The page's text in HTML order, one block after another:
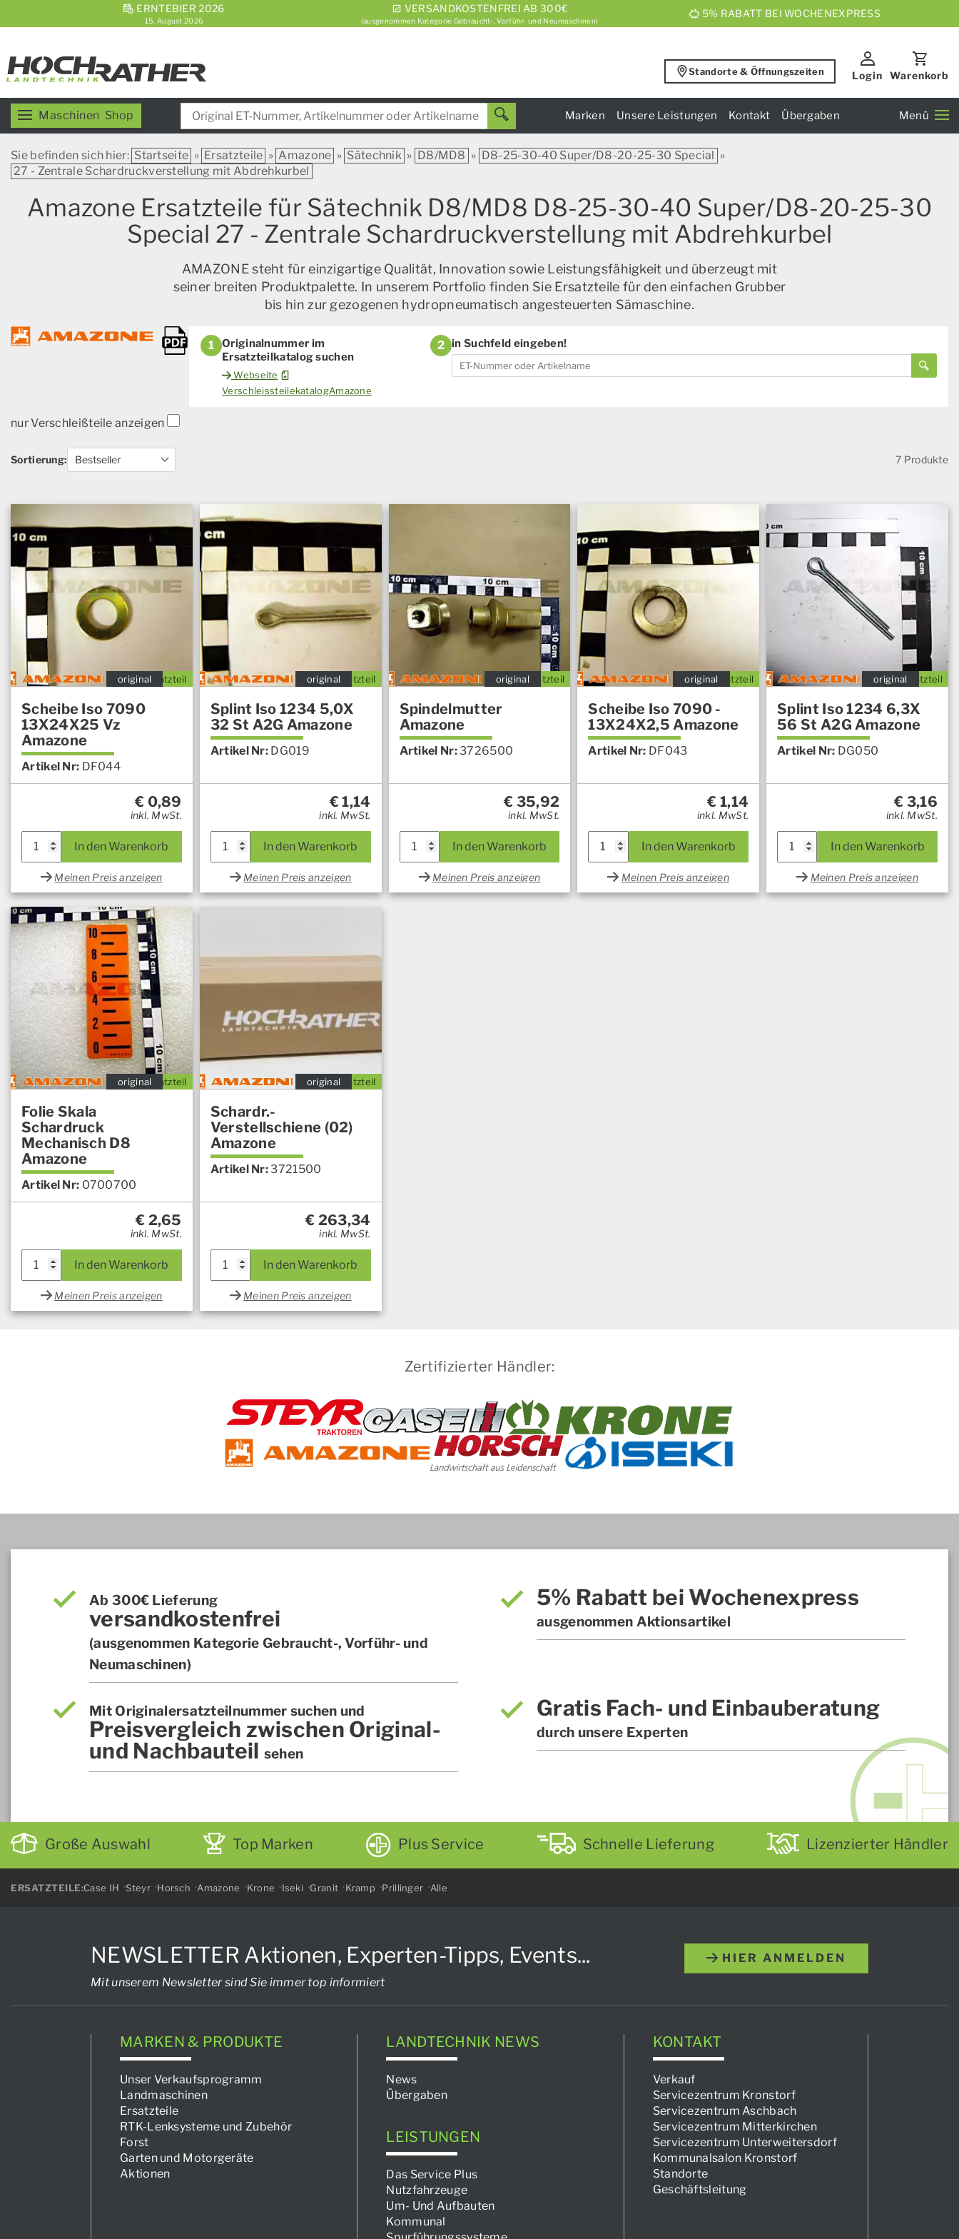
ERNTEBIER 2026
15. August 2026
VERSANDKOSTENFREI AB 300€
(ausgenommen Kategorie Gebraucht-, Vorführ- und Neumaschinen)
5% RABATT BEI WOCHENEXPRESS
Standorte & Öffnungszeiten Login Warenkorb
Maschinen Shop Marken Unsere Leistungen Kontakt Übergaben Menü
Sie befinden sich hier: Startseite » Ersatzteile » Amazone » Sätechnik » D8/MD8 » D8-25-30-40 Super/D8-20-25-30 Special »
27 - Zentrale Schardruckverstellung mit Abdrehkurbel
Amazone Ersatzteile für Sätechnik D8/MD8 D8-25-30-40 Super/D8-20-25-30
Special 27 - Zentrale Schardruckverstellung mit Abdrehkurbel
AMAZONE steht für einzigartige Qualität, Innovation sowie Leistungsfähigkeit und überzeugt mit
seiner breiten Produktpalette. In unserem Portfolio finden Sie Ersatzteile für den einfachen Grubber
bis hin zur gezogenen hydropneumatisch angesteuerten Sämaschine.
1
Originalnummer im
Ersatzteilkatalog suchen
Webseite
VerschleissteilekatalogAmazone
2 in Suchfeld eingeben!
nur Verschleißteile anzeigen
Sortierung: 7 Produkte
Ersatzteil
original
Scheibe Iso 7090
13X24X25 Vz
Amazone
Artikel Nr: DF044
€ 0,89
inkl. MwSt.
In den Warenkorb
Meinen Preis anzeigen
Ersatzteil
original
Splint Iso 1234 5,0X
32 St A2G Amazone
Artikel Nr: DG019
€1,14
inkl. MwSt.
In den Warenkorb
Meinen Preis anzeigen
Ersatzteil
original
Spindelmutter
Amazone
Artikel Nr:3726500
€ 35,92
inkl. MwSt.
In den Warenkorb
Meinen Preis anzeigen
Ersatzteil
original
Scheibe Iso 7090 -
13X24X2,5 Amazone
Artikel Nr: DF043
€ 1,14
inkl. MwSt.
In den Warenkorb
Meinen Preis anzeigen
Ersatzteil
original
Splint Iso 1234 6,3X
56 St A2G Amazone
Artikel Nr: DG050
€ 3,16
inkl. MwSt.
In den Warenkorb
Meinen Preis anzeigen
Ersatzteil
original
Folie Skala
Schardruck
Mechanisch D8
Amazone
Artikel Nr: 0700700
€ 2,65
inkl. MwSt.
In den Warenkorb
Meinen Preis anzeigen
Ersatzteil
original
Schardr.-
Verstellschiene (02)
Amazone
Artikel Nr:3721500
€ 263,34
inkl. MwSt.
In den Warenkorb
Meinen Preis anzeigen
Zertifizierter Händler:
Ab 300€ Lieferung
versandkostenfrei
(ausgenommen Kategorie Gebraucht-, Vorführ- und
Neumaschinen)
5% Rabatt bei Wochenexpress
ausgenommen Aktionsartikel
Mit Originalersatzteilnummer suchen und
Preisvergleich zwischen Original-
und Nachbauteil sehen
Gratis Fach- und Einbauberatung
durch unsere Experten
Große Auswahl Top Marken Plus Service Schnelle Lieferung Lizenzierter Händler
ERSATZTEILE:Case IH Steyr Horsch Amazone Krone Iseki Granit Kramp Prillinger Alle
NEWSLETTER Aktionen, Experten-Tipps, Events...
Mit unserem Newsletter sind Sie immer top informiert
HIER ANMELDEN
MARKEN & PRODUKTE
Unser Verkaufsprogramm
Landmaschinen
Ersatzteile
RTK-Lenksysteme und Zubehör
Forst
Garten und Motorgeräte
Aktionen
LANDTECHNIK NEWS
News
Übergaben
LEISTUNGEN
Das Service Plus
Nutzfahrzeuge
Um- Und Aufbauten
Kommunal
KONTAKT
Verkauf
Servicezentrum Kronstorf
Servicezentrum Aschbach
Servicezentrum Mitterkirchen
Servicezentrum Unterweitersdorf
Kommunalsalon Kronstorf
Standorte
Geschäftsleitung